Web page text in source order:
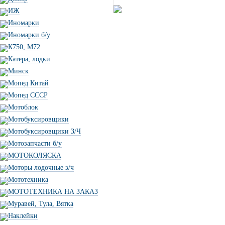
ИЖ
Иномарки
Иномарки б/у
К750, М72
Катера, лодки
Минск
Мопед Китай
Мопед СССР
Мотоблок
Мотобуксировщики
Мотобуксировщики З/Ч
Мотозапчасти б/у
МОТОКОЛЯСКА
Моторы лодочные з/ч
Мототехника
МОТОТЕХНИКА НА ЗАКАЗ
Муравей, Тула, Вятка
Наклейки